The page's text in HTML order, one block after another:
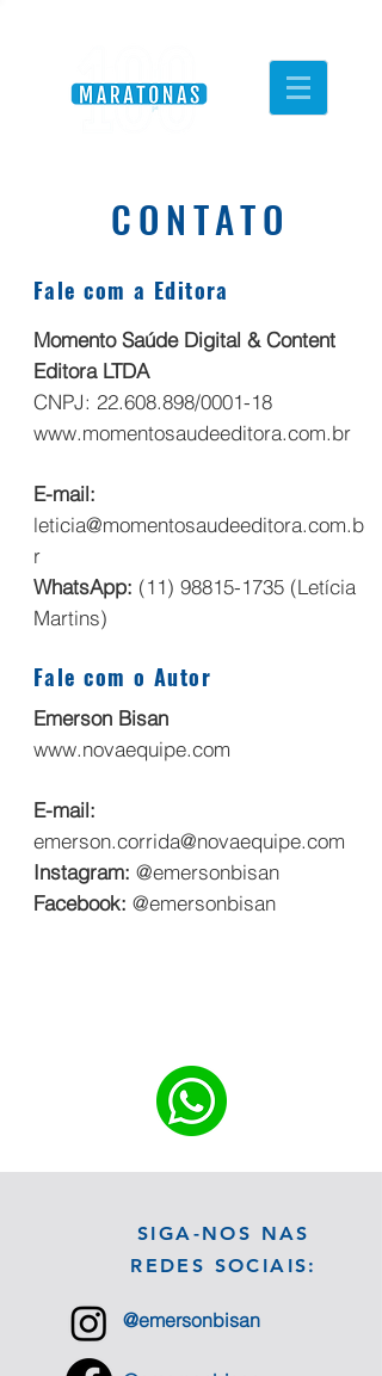
CONTATO
Fale com a Editora
Momento Saúde Digital & Content
Editora LTDA
CNPJ: 22.608.898/0001-18
www.momentosaudeeditora.com.br
E-mail:
leticia@momentosaudeeditora.com.b
r
WhatsApp: (11) 98815-1735 (Letícia
Martins)
Fale com o Autor
Emerson Bisan
www.novaequipe.com
E-mail:
emerson.corrida@novaequipe.com
Instagram: @emersonbisan
Facebook: @emersonbisan
SIGA-NOS NAS
REDES SOCIAIS:
@emersonbisan